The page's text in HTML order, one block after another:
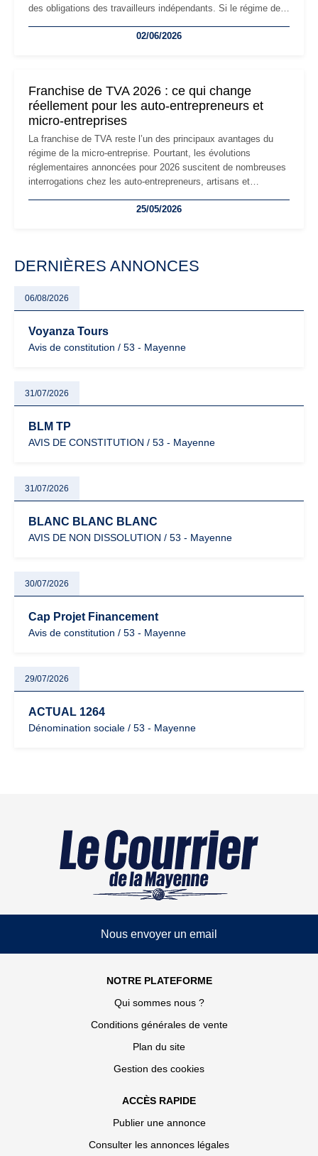
des obligations des travailleurs indépendants. Si le régime de
les auto-entrepreneurs devront s'adapter à un environnement
02/06/2026
Franchise de TVA 2026 : ce qui change
réellement pour les auto-entrepreneurs et
micro-entreprises
La franchise de TVA reste l’un des principaux avantages du
régime de la micro-entreprise. Pourtant, les évolutions
réglementaires annoncées pour 2026 suscitent de nombreuses
interrogations chez les auto-entrepreneurs, artisans et
facturation ou risque de bascule vers la TVA : les règles
25/05/2026
DERNIÈRES ANNONCES
06/08/2026
Voyanza Tours
Avis de constitution / 53 - Mayenne
31/07/2026
BLM TP
AVIS DE CONSTITUTION / 53 - Mayenne
31/07/2026
BLANC BLANC BLANC
AVIS DE NON DISSOLUTION / 53 - Mayenne
30/07/2026
Cap Projet Financement
Avis de constitution / 53 - Mayenne
29/07/2026
ACTUAL 1264
Dénomination sociale / 53 - Mayenne
Nous envoyer un email
NOTRE PLATEFORME
Qui sommes nous ?
Conditions générales de vente
Plan du site
Gestion des cookies
ACCÈS RAPIDE
Publier une annonce
Consulter les annonces légales